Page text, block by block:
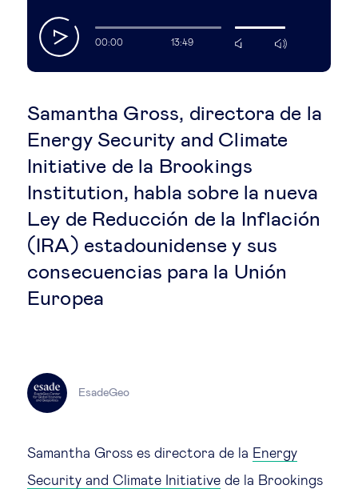
Tecnología jurídica
Social
Cohesión social & integración
Gestión de la diversidad
Ética empresarial
Sobre nosotros
play
mute
max
00:00 13:49
Samantha Gross, directora de la
Energy Security and Climate
Initiative de la Brookings
Institution, habla sobre la nueva
Ley de Reducción de la Inflación
(IRA) estadounidense y sus
consecuencias para la Unión
Europea
EsadeGeo
Samantha Gross es directora de la Energy
Security and Climate Initiative de la Brookings